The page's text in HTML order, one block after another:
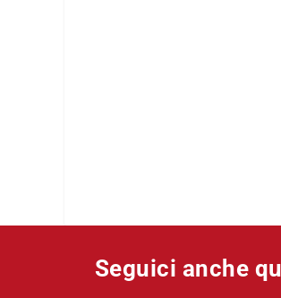
Seguici anche